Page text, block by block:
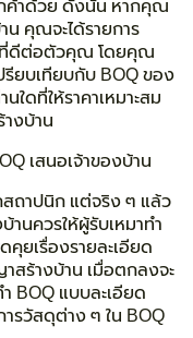
ค้าด้วย ดังนั้น หากคุณ
คุณจะได้รายการ
ที่ดีต่อตัวคุณ โดยคุณ
รียบเทียบกับ BOQ ของ
ใดที่ให้ราคาเหมาะสม
างบ้าน
เสนอเจ้าของบ้าน
สถาปนิก แต่จริง ๆ แล้ว
านควรให้ผู้รับเหมาทำ
คุยเรื่องรายละเอียด
สร้างบ้าน เมื่อตกลงจะ
BOQ แบบละเอียด
ารวัสดุต่าง ๆ ใน BOQ